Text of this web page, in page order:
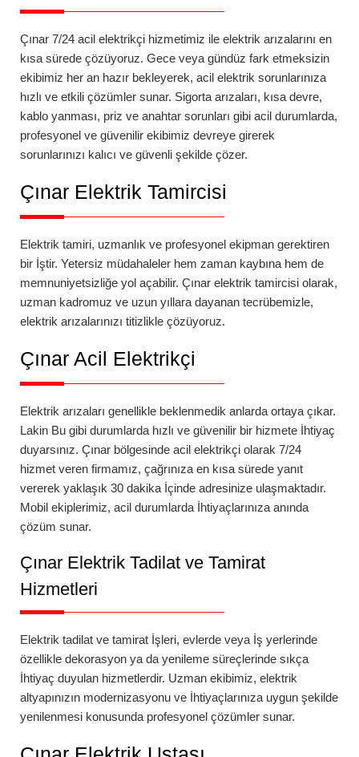
Çınar 7/24 acil elektrikçi hizmetimiz ile elektrik arızalarını en
kısa sürede çözüyoruz. Gece veya gündüz fark etmeksizin
ekibimiz her an hazır bekleyerek, acil elektrik sorunlarınıza
hızlı ve etkili çözümler sunar. Sigorta arızaları, kısa devre,
kablo yanması, priz ve anahtar sorunları gibi acil durumlarda,
profesyonel ve güvenilir ekibimiz devreye girerek
sorunlarınızı kalıcı ve güvenli şekilde çözer.
Çınar Elektrik Tamircisi
Elektrik tamiri, uzmanlık ve profesyonel ekipman gerektiren
bir İştir. Yetersiz müdahaleler hem zaman kaybına hem de
memnuniyetsizliğe yol açabilir. Çınar elektrik tamircisi olarak,
uzman kadromuz ve uzun yıllara dayanan tecrübemizle,
elektrik arızalarınızı titizlikle çözüyoruz.
Çınar Acil Elektrikçi
Elektrik arızaları genellikle beklenmedik anlarda ortaya çıkar.
Lakin Bu gibi durumlarda hızlı ve güvenilir bir hizmete İhtiyaç
duyarsınız. Çınar bölgesinde acil elektrikçi olarak 7/24
hizmet veren firmamız, çağrınıza en kısa sürede yanıt
vererek yaklaşık 30 dakika İçinde adresinize ulaşmaktadır.
Mobil ekiplerimiz, acil durumlarda İhtiyaçlarınıza anında
çözüm sunar.
Çınar Elektrik Tadilat ve Tamirat
Hizmetleri
Elektrik tadilat ve tamirat İşleri, evlerde veya İş yerlerinde
özellikle dekorasyon ya da yenileme süreçlerinde sıkça
İhtiyaç duyulan hizmetlerdir. Uzman ekibimiz, elektrik
altyapınızın modernizasyonu ve İhtiyaçlarınıza uygun şekilde
yenilenmesi konusunda profesyonel çözümler sunar.